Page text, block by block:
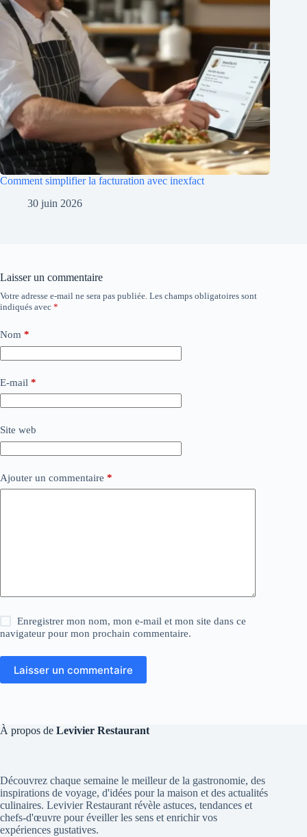
Comment simplifier la facturation avec inexfact
30 juin 2026
Laisser un commentaire
Votre adresse e-mail ne sera pas publiée. Les champs obligatoires sont
indiqués avec *
Nom *
E-mail *
Site web
Ajouter un commentaire *
Enregistrer mon nom, mon e-mail et mon site dans ce
navigateur pour mon prochain commentaire.
Laisser un commentaire
À propos de Levivier Restaurant
Découvrez chaque semaine le meilleur de la gastronomie, des
inspirations de voyage, d'idées pour la maison et des actualités
culinaires. Levivier Restaurant révèle astuces, tendances et
chefs-d'œuvre pour éveiller les sens et enrichir vos
expériences gustatives.